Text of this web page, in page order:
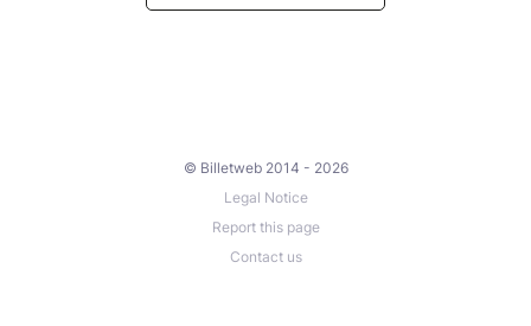
© Billetweb 2014 - 2026
Legal Notice
Report this page
Contact us